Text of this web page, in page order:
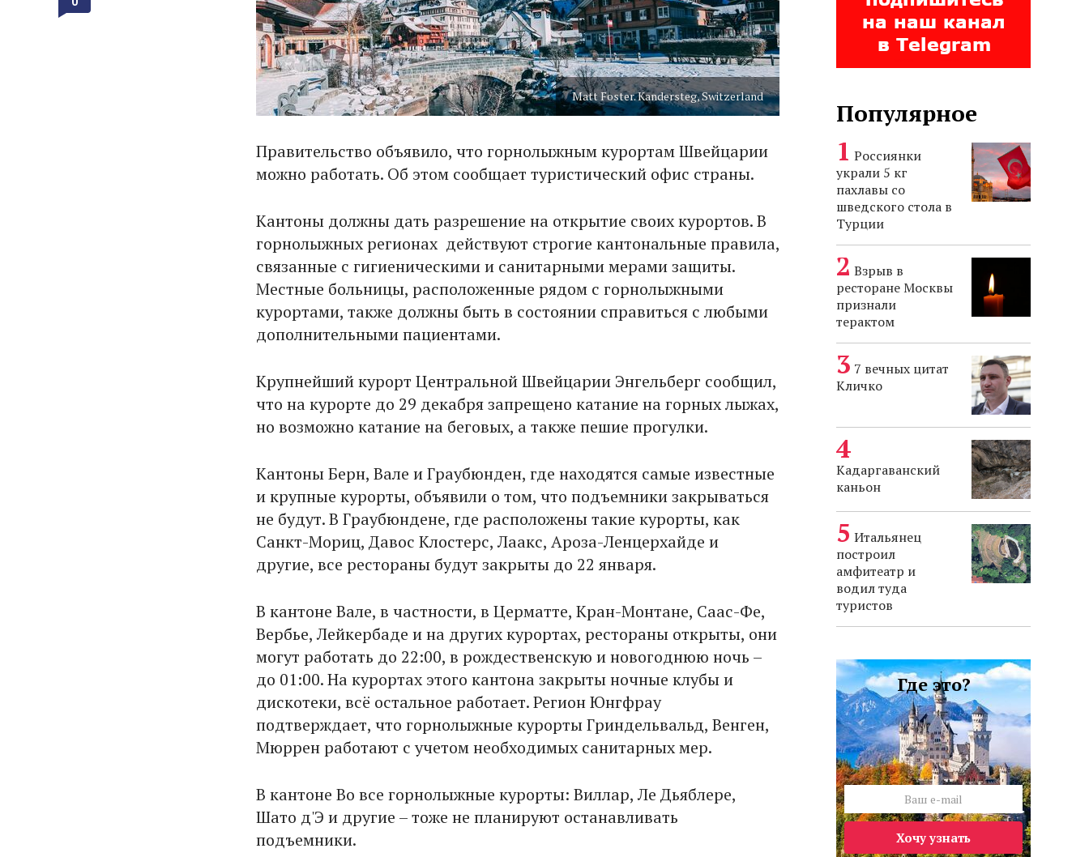
Matt Foster. Kandersteg, Switzerland
Правительство объявило, что горнолыжным курортам Швейцарии
можно работать. Об этом сообщает туристический офис страны.
Кантоны должны дать разрешение на открытие своих курортов. В
горнолыжных регионах действуют строгие кантональные правила,
связанные с гигиеническими и санитарными мерами защиты.
Местные больницы, расположенные рядом с горнолыжными
курортами, также должны быть в состоянии справиться с любыми
дополнительными пациентами.
Крупнейший курорт Центральной Швейцарии Энгельберг сообщил,
что на курорте до 29 декабря запрещено катание на горных лыжах,
но возможно катание на беговых, а также пешие прогулки.
Кантоны Берн, Вале и Граубюнден, где находятся самые известные
и крупные курорты, объявили о том, что подъемники закрываться
не будут. В Граубюндене, где расположены такие курорты, как
Санкт-Мориц, Давос Клостерс, Лаакс, Ароза-Ленцерхайде и
другие, все рестораны будут закрыты до 22 января.
В кантоне Вале, в частности, в Церматте, Кран-Монтане, Саас-Фе,
Вербье, Лейкербаде и на других курортах, рестораны открыты, они
могут работать до 22:00, в рождественскую и новогоднюю ночь –
до 01:00. На курортах этого кантона закрыты ночные клубы и
дискотеки, всё остальное работает. Регион Юнгфрау
подтверждает, что горнолыжные курорты Гриндельвальд, Венген,
Мюррен работают с учетом необходимых санитарных мер.
В кантоне Во все горнолыжные курорты: Виллар, Ле Дьяблере,
Шато д'Э и другие – тоже не планируют останавливать
подъемники.
Популярное
Россиянки
украли 5 кг
пахлавы со
шведского стола в
Турции
Взрыв в
ресторане Москвы
признали
терактом
7 вечных цитат
Кличко
Кадаргаванский
каньон
Итальянец
построил
амфитеатр и
водил туда
туристов
Где это?
Хочу узнать